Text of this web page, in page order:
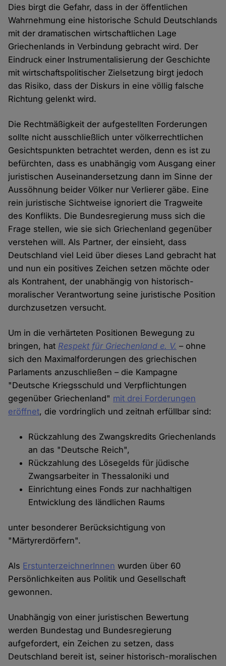
Dies birgt die Gefahr, dass in der öffentlichen
Wahrnehmung eine historische Schuld Deutschlands
mit der dramatischen wirtschaftlichen Lage
Griechenlands in Verbindung gebracht wird. Der
Eindruck einer Instrumentalisierung der Geschichte
mit wirtschaftspolitischer Zielsetzung birgt jedoch
das Risiko, dass der Diskurs in eine völlig falsche
Richtung gelenkt wird.
Die Rechtmäßigkeit der aufgestellten Forderungen
sollte nicht ausschließlich unter völkerrechtlichen
Gesichtspunkten betrachtet werden, denn es ist zu
befürchten, dass es unabhängig vom Ausgang einer
juristischen Auseinandersetzung dann im Sinne der
Aussöhnung beider Völker nur Verlierer gäbe. Eine
rein juristische Sichtweise ignoriert die Tragweite
des Konflikts. Die Bundesregierung muss sich die
Frage stellen, wie sie sich Griechenland gegenüber
verstehen will. Als Partner, der einsieht, dass
Deutschland viel Leid über dieses Land gebracht hat
und nun ein positives Zeichen setzen möchte oder
als Kontrahent, der unabhängig von historisch-
moralischer Verantwortung seine juristische Position
durchzusetzen versucht.
Um in die verhärteten Positionen Bewegung zu
bringen, hat Respekt für Griechenland e. V. – ohne
sich den Maximalforderungen des griechischen
Parlaments anzuschließen – die Kampagne
"Deutsche Kriegsschuld und Verpflichtungen
gegenüber Griechenland" mit drei Forderungen
eröffnet, die vordringlich und zeitnah erfüllbar sind:
Rückzahlung des Zwangskredits Griechenlands
an das "Deutsche Reich",
Rückzahlung des Lösegelds für jüdische
Zwangsarbeiter in Thessaloniki und
Einrichtung eines Fonds zur nachhaltigen
Entwicklung des ländlichen Raums
unter besonderer Berücksichtigung von
"Märtyrerdörfern".
Als ErstunterzeichnerInnen wurden über 60
Persönlichkeiten aus Politik und Gesellschaft
gewonnen.
Unabhängig von einer juristischen Bewertung
werden Bundestag und Bundesregierung
aufgefordert, ein Zeichen zu setzen, dass
Deutschland bereit ist, seiner historisch-moralischen